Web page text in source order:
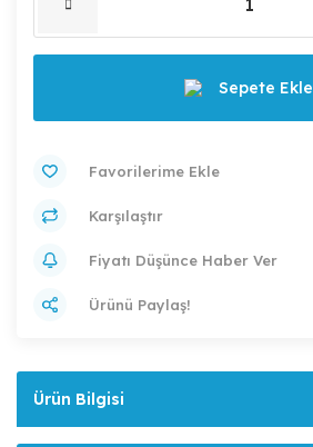
Sepete Ekle
Karşılaştır
Fiyatı Düşünce Haber Ver
Ürünü Paylaş!
Ürün Bilgisi